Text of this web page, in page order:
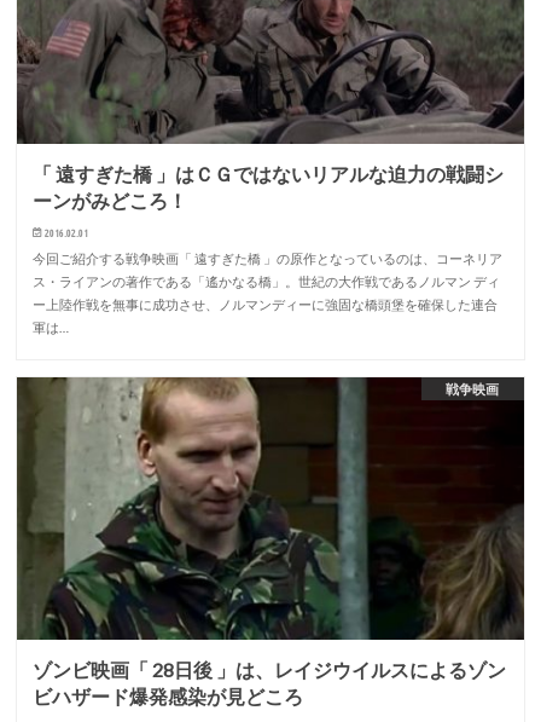
「 遠すぎた橋 」はＣＧではないリアルな迫力の戦闘シ
ーンがみどころ！
2016.02.01
今回ご紹介する戦争映画「 遠すぎた橋 」の原作となっているのは、コーネリア
ス・ライアンの著作である「遙かなる橋」。世紀の大作戦であるノルマン ディ
ー上陸作戦を無事に成功させ、ノルマンディーに強固な橋頭堡を確保した連合
軍は…
戦争映画
ゾンビ映画「 28日後 」は、レイジウイルスによるゾン
ビハザード爆発感染が見どころ